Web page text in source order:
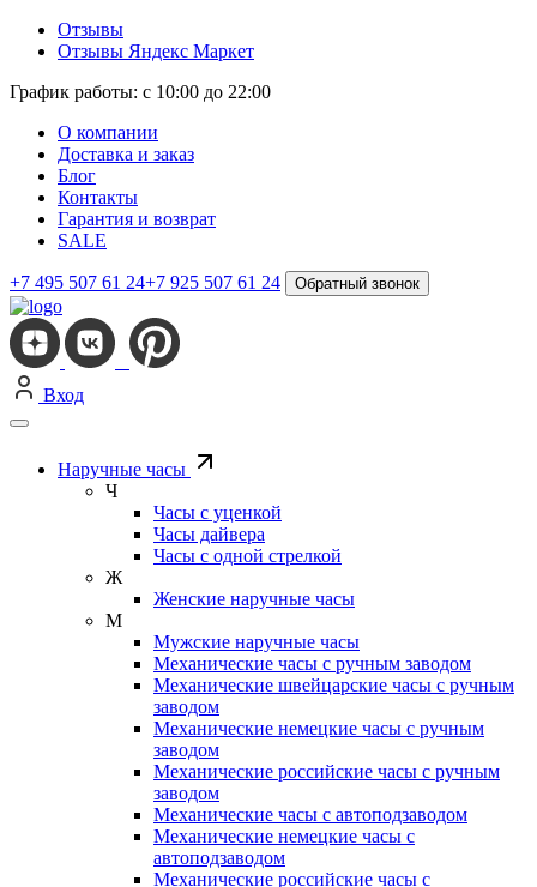
Отзывы
Отзывы Яндекс Маркет
График работы: с 10:00 до 22:00
О компании
Доставка и заказ
Блог
Контакты
Гарантия и возврат
SALE
+7 495 507 61 24+7 925 507 61 24 Обратный звонок
Вход
Наручные часы
Ч
Часы с уценкой
Часы дайвера
Часы с одной стрелкой
Ж
Женские наручные часы
М
Мужские наручные часы
Механические часы с ручным заводом
Механические швейцарские часы с ручным
заводом
Механические немецкие часы с ручным
заводом
Механические российские часы с ручным
заводом
Механические часы с автоподзаводом
Механические немецкие часы с
автоподзаводом
Механические российские часы с